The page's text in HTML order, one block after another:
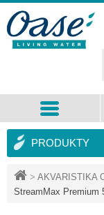
> AKVARISTIKA
StreamMax Premium
PRODUKTY